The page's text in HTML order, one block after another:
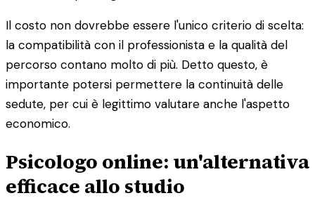
Il costo non dovrebbe essere l'unico criterio di scelta:
la compatibilità con il professionista e la qualità del
percorso contano molto di più. Detto questo, è
importante potersi permettere la continuità delle
sedute, per cui è legittimo valutare anche l'aspetto
economico.
Psicologo online: un'alternativa
efficace allo studio